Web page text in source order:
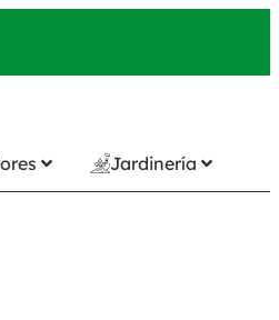
Jardinería